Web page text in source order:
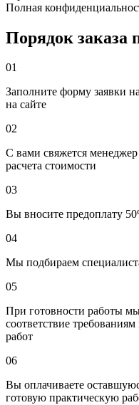
Полная
Порядок заказа
01
Заполните форму заявки
на сайте
02
С вами свяжется
расчета стоимости
03
Вы вносите предоплату
04
Мы подбираем
05
При готовности работы
соответствие
работ
06
Вы оплачиваете
готовую практическую